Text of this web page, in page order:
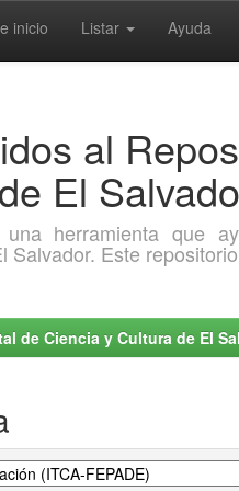
inicio Listar Ayuda
al
El
una herramienta que
Salvador. Este
de Ciencia y Cultura de El